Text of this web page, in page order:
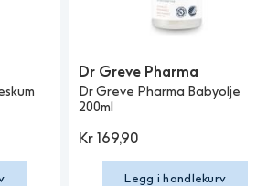
Dr Greve Pharma
Dr Greve Pharma Babyolje
200ml
Kr 169,90
Legg i handlekurv